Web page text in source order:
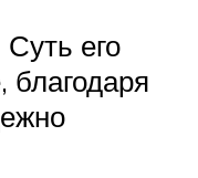
его
благодаря